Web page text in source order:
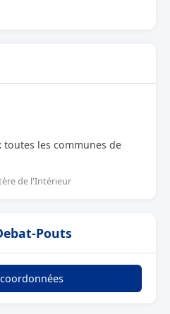
toutes les communes de
de l'Intérieur
Pouts